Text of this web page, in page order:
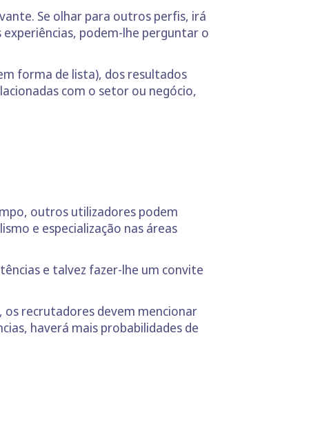
Se olhar para outros perfis, irá
experiências, podem-lhe perguntar o
forma de lista), dos resultados
com o setor ou negócio,
outros utilizadores podem
e especialização nas áreas
e talvez fazer-lhe um convite
os recrutadores devem mencionar
haverá mais probabilidades de